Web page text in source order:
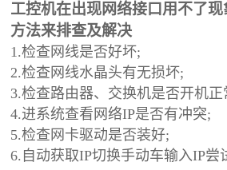
工控机在出现网络接口用不了
方法来排查及解决
1.检查网线是否好坏;
2.检查网线水晶头有无损坏;
3.检查路由器、交换机是否开机
4.进系统查看网络IP是否有冲突;
5.检查网卡驱动是否装好;
6.自动获取IP切换手动车输入IP尝